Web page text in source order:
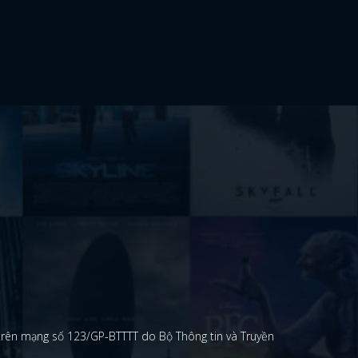
mạng số 123/GP-BTTTT do Bộ Thông tin và Truyền